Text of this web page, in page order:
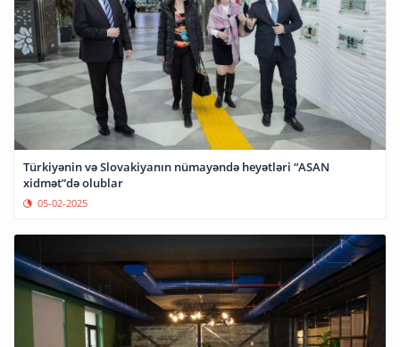
Türkiyənin və Slovakiyanın nümayəndə heyətləri “ASAN
xidmət”də olublar
05-02-2025